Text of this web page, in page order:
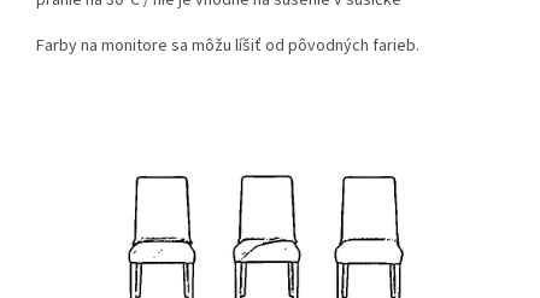
Farby na monitore sa môžu líšiť od pôvodných farieb.